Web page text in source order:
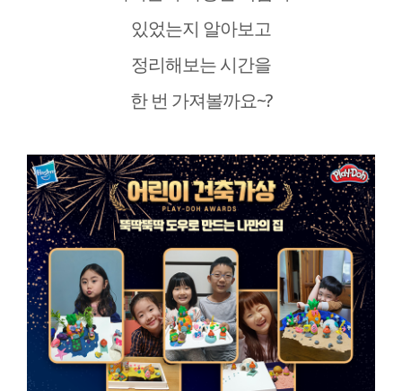
있었는지 알아보고
정리해보는 시간을
한 번 가져볼까요~?